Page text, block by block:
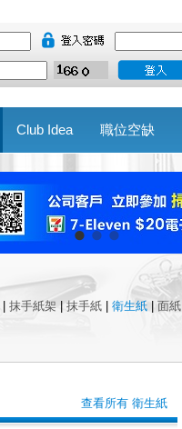
Club Idea 職位空缺
抹手紙架 抹手紙 衛生紙 面紙
查看所有 衛生紙